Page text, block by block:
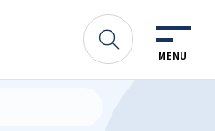
MENU
Zoeken